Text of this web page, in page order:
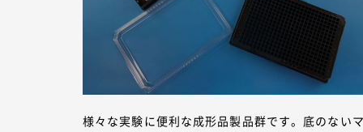
様々な実験に便利な成形品製品群です。底のない